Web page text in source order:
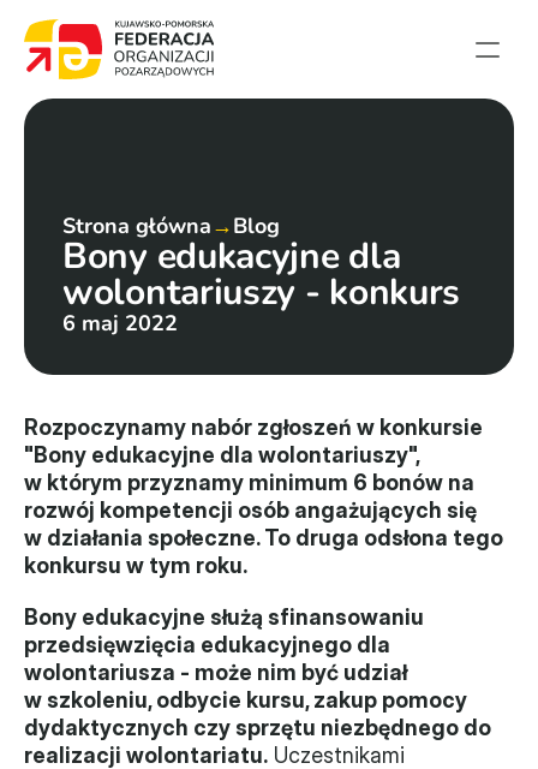
Projekty
Członkowie
English summary
Kontakt
Statut i sprawozdania
Karta zasad
Władze
Historia i działania
Narzędzie samooceny
Kalendarz działań
Strona główna→Blog
Bony edukacyjne dla
wolontariuszy - konkurs
6 maj 2022
Rozpoczynamy nabór zgłoszeń w konkursie
"Bony edukacyjne dla wolontariuszy",
w którym przyznamy minimum 6 bonów na
rozwój kompetencji osób angażujących się
w działania społeczne. To druga odsłona tego
konkursu w tym roku.
Bony edukacyjne służą sfinansowaniu
przedsięwzięcia edukacyjnego dla
wolontariusza - może nim być udział
w szkoleniu, odbycie kursu, zakup pomocy
dydaktycznych czy sprzętu niezbędnego do
realizacji wolontariatu. Uczestnikami